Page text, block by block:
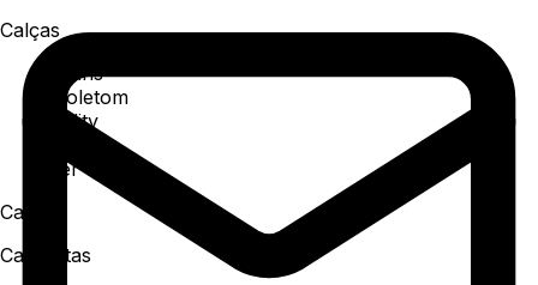
Calças
Jeans
Moletom
Utility
Ver todos
Camisa
Camisetas